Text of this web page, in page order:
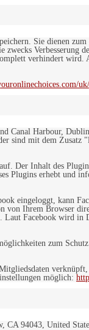
Sie dienen
Verbesserung
verhindert
Canal Harbour,
sind mit dem Zusatz
Der Inhalt des
Plugins erhebt und
eingeloggt, kann
von Ihrem Browser
Facebook wird in
zum
möglich:
CA 94043, United